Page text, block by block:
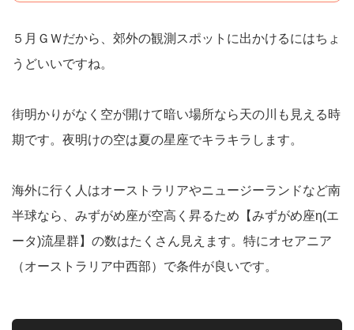
５月ＧＷだから、郊外の観測スポットに出かけるにはちょ
うどいいですね。
街明かりがなく空が開けて暗い場所なら天の川も見える時
期です。夜明けの空は夏の星座でキラキラします。
海外に行く人はオーストラリアやニュージーランドなど南
半球なら、みずがめ座が空高く昇るため【みずがめ座η(エ
ータ)流星群】の数はたくさん見えます。特にオセアニア
（オーストラリア中西部）で条件が良いです。